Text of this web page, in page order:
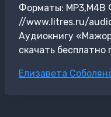
Форматы:
//www.litres.ru/
Аудиокнигу
скачать бесплатно
Метки
Елизавета